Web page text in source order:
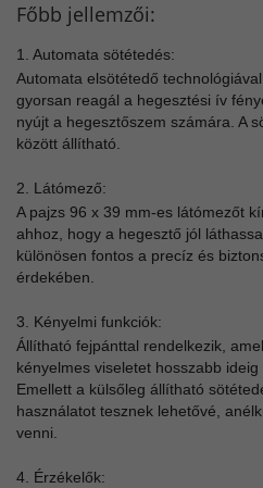
Főbb jellemzői:
1. Automata sötétedés:
Automata elsötétedő
gyorsan reagál a hegesztési ív
nyújt a hegesztőszem számára. A
között állítható.
2. Látómező:
A pajzs 96 x 39 mm-es látómezőt
ahhoz, hogy a hegesztő jól
különösen fontos a precíz és
érdekében.
3. Kényelmi funkciók:
Állítható fejpánttal rendelkezik,
kényelmes viseletet hosszabb
Emellett a külsőleg állítható
használatot tesznek lehetővé,
venni.
4. Érzékelők: